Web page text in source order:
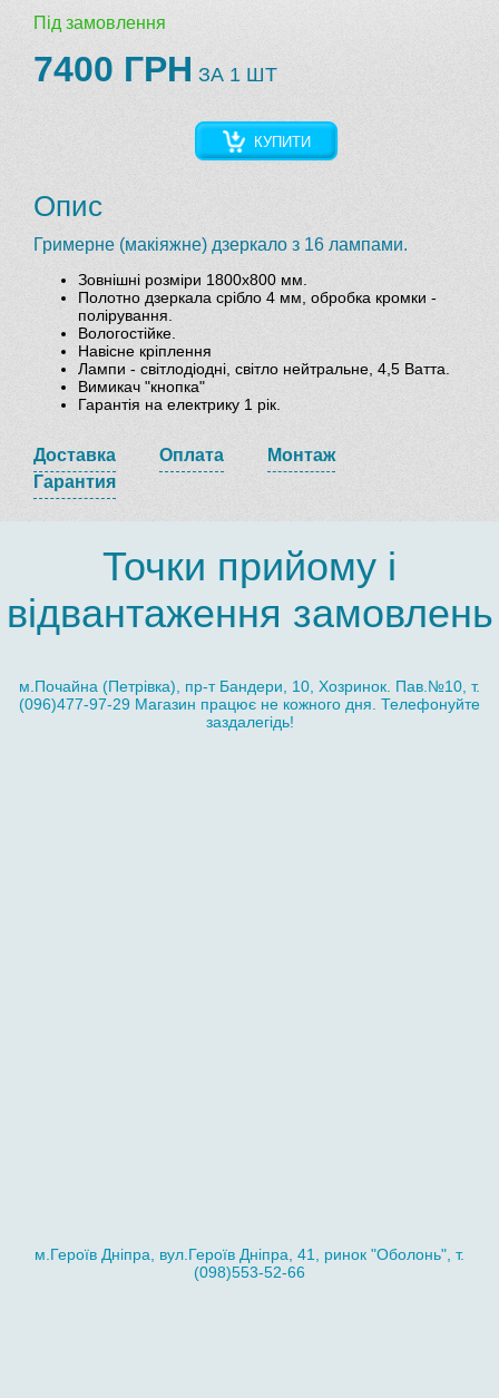
Під замовлення
7400 ГРН ЗА 1 ШТ
КУПИТИ
Опис
Гримерне (макіяжне) дзеркало з 16 лампами.
Зовнішні розміри 1800х800 мм.
Полотно дзеркала срібло 4 мм, обробка кромки -
полірування.
Вологостійке.
Навісне кріплення
Лампи - світлодіодні, світло нейтральне, 4,5 Ватта.
Вимикач "кнопка"
Гарантія на електрику 1 рік.
Доставка Оплата
Монтаж
Гарантия
Точки прийому і
відвантаження замовлень
м.Почайна (Петрівка), пр-т Бандери, 10, Хозринок. Пав.№10, т.
(096)477-97-29 Магазин працює не кожного дня. Телефонуйте
заздалегідь!
м.Героїв Дніпра, вул.Героїв Дніпра, 41, ринок "Оболонь", т.
(098)553-52-66